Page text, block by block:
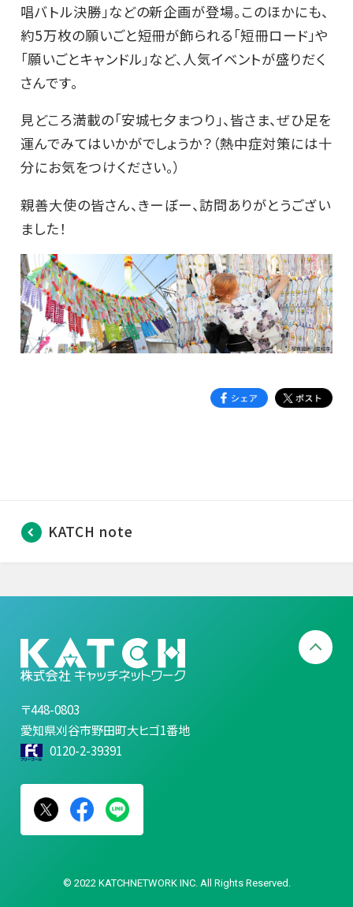
唱バトル決勝」などの新企画が登場。このほかにも、
約5万枚の願いごと短冊が飾られる「短冊ロード」や
「願いごとキャンドル」など、人気イベントが盛りだく
さんです。
見どころ満載の「安城七夕まつり」、皆さま、ぜひ足を
運んでみてはいかがでしょうか？（熱中症対策には十
分にお気をつけください。）
親善大使の皆さん、きーぼー、訪問ありがとうござい
ました！
KATCH note
〒448-0803
愛知県刈谷市野田町大ヒゴ1番地
0120-2-39391
© 2022 KATCHNETWORK INC. All Rights Reserved.